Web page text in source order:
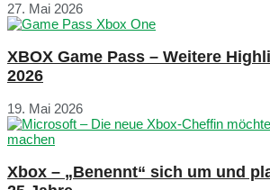
27. Mai 2026
XBOX Game Pass – Weitere
2026
19. Mai 2026
Xbox – „Benennt“ sich um und